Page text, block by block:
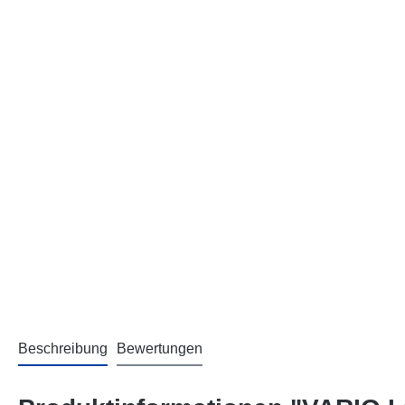
Beschreibung Bewertungen